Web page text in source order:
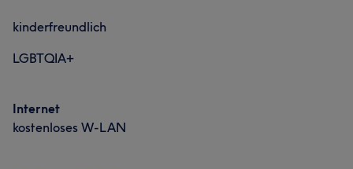
kinderfreundlich
LGBTQIA+
Internet
kostenloses W-LAN